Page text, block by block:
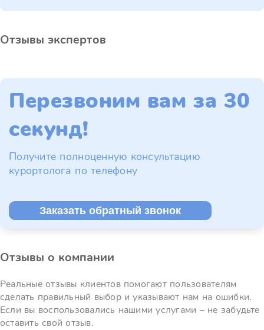
Отзывы экспертов
Перезвоним вам за 30
секунд!
Получите полноценную консультацию
курортолога по телефону
Заказать обратный звонок
Отзывы о компании
Реальные отзывы клиентов помогают пользователям
сделать правильный выбор и указывают нам на ошибки.
Если вы воспользовались нашими услугами – не забудьте
оставить свой отзыв.